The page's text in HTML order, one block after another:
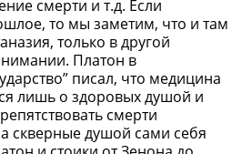
смерти и т.д. Если
то мы заметим, что и там
только в другой
Платон в
писал, что медицина
лишь о здоровых душой и
смерти
скверные душой сами себя